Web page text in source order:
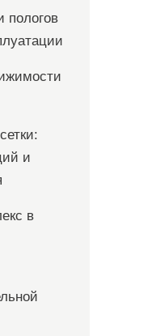
пологов
и
в